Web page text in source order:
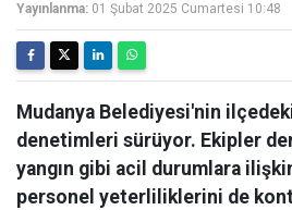
Yayınlanma: 01 Şubat 2025 Cumartesi 10:48
Mudanya Belediyesi'nin
denetimleri sürüyor. Ekipler
yangın gibi acil durumlara
personel yeterliliklerini de